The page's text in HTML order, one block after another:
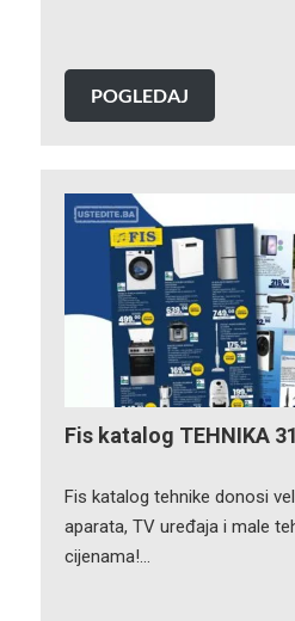
POGLEDAJ
Fis katalog TEHNIKA
Fis katalog tehnike donosi
aparata, TV uređaja i male
cijenama!…